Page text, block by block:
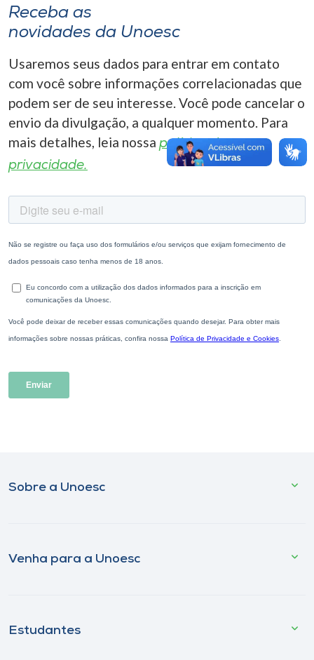
Selecione
o idioma
A+
Receba as
novidades da Unoesc
Usaremos seus dados para entrar em contato
com você sobre informações correlacionadas que
podem ser de seu interesse. Você pode cancelar o
envio da divulgação, a qualquer momento. Para
mais detalhes, leia nossa política de
privacidade.
Sobre a Unoesc
Venha para a Unoesc
Estudantes